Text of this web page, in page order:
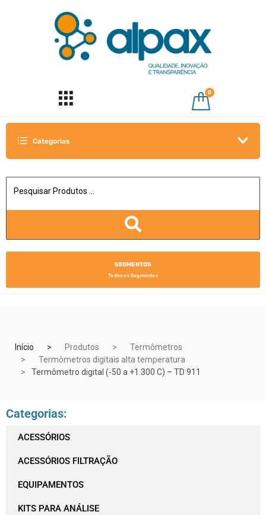
0
Categorias
SEGMENTOS
Todos os Segmentos
Início Produtos
Termômetros
Termômetros digitais alta temperatura
Termômetro digital (-50 a +1.300 C) – TD 911
Categorias:
ACESSÓRIOS
ACESSÓRIOS FILTRAÇÃO
EQUIPAMENTOS
KITS PARA ANÁLISE